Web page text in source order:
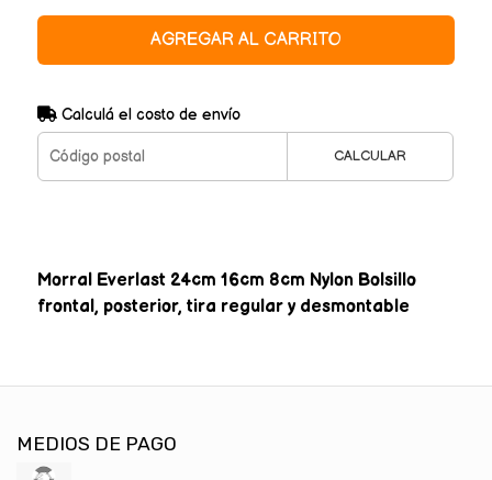
AGREGAR AL CARRITO
Calculá el costo de envío
CALCULAR
Morral Everlast 24cm 16cm 8cm Nylon Bolsillo
frontal, posterior, tira regular y desmontable
MEDIOS DE PAGO